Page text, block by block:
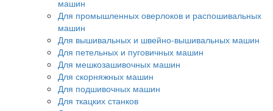
машин
Для промышленных оверлоков и распошивальных
машин
Для вышивальных и швейно-вышивальных машин
Для петельных и пуговичных машин
Для мешкозашивочных машин
Для скорняжных машин
Для подшивочных машин
Для ткацких станков